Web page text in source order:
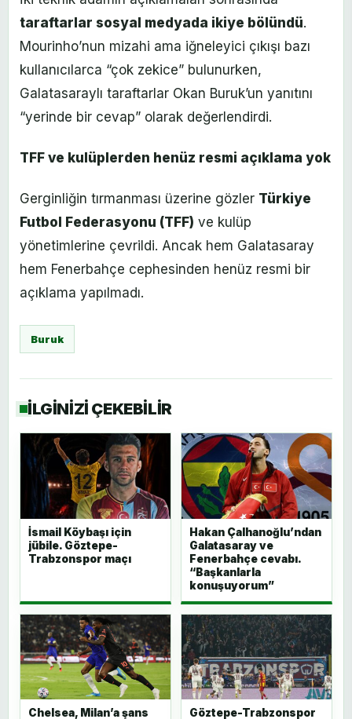
taraftarlar sosyal medyada ikiye bölündü.
Mourinho’nun mizahi ama iğneleyici çıkışı bazı
kullanıcılarca “çok zekice” bulunurken,
Galatasaraylı taraftarlar Okan Buruk’un yanıtını
“yerinde bir cevap” olarak değerlendirdi.
TFF ve kulüplerden henüz resmi açıklama yok
Gerginliğin tırmanması üzerine gözler Türkiye
Futbol Federasyonu (TFF) ve kulüp
yönetimlerine çevrildi. Ancak hem Galatasaray
hem Fenerbahçe cephesinden henüz resmi bir
açıklama yapılmadı.
Buruk
İLGİNİZİ ÇEKEBİLİR
İsmail Köybaşı için
jübile. Göztepe-
Trabzonspor maçı
Hakan Çalhanoğlu’ndan
Galatasaray ve
Fenerbahçe cevabı.
“Başkanlarla
konuşuyorum”
Chelsea, Milan’a şans Göztepe-Trabzonspor